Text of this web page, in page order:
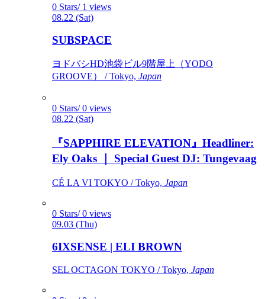
0 Stars/ 1 views
08.22 (Sat)
SUBSPACE
ヨドバシHD池袋ビル9階屋上（YODO
GROOVE） / Tokyo, Japan
0 Stars/ 0 views
08.22 (Sat)
『SAPPHIRE ELEVATION』Headliner:
Ely Oaks ｜ Special Guest DJ: Tungevaag
CÉ LA VI TOKYO / Tokyo, Japan
0 Stars/ 0 views
09.03 (Thu)
6IXSENSE | ELI BROWN
SEL OCTAGON TOKYO / Tokyo, Japan